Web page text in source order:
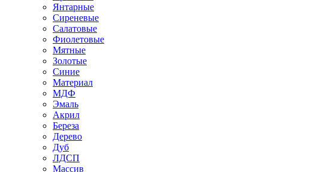
Янтарные
Сиреневые
Салатовые
Фиолетовые
Мятные
Золотые
Синие
Материал
МДФ
Эмаль
Акрил
Береза
Дерево
Дуб
ЛДСП
Массив